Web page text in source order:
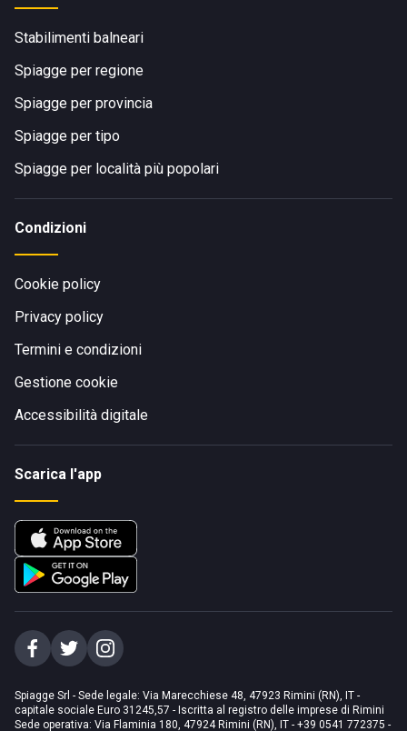
Stabilimenti balneari
Spiagge per regione
Spiagge per provincia
Spiagge per tipo
Spiagge per località più popolari
Condizioni
Cookie policy
Privacy policy
Termini e condizioni
Gestione cookie
Accessibilità digitale
Scarica l'app
Spiagge Srl - Sede legale: Via Marecchiese 48, 47923 Rimini (RN), IT -
capitale sociale Euro 31245,57 - Iscritta al registro delle imprese di Rimini
Sede operativa: Via Flaminia 180, 47924 Rimini (RN), IT - +39 0541 772375 -